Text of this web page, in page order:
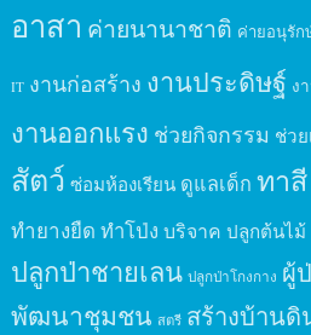
อาสา ค่ายนานาชาติ ค่ายอนุรัก
IT งานก่อสร้าง งานประดิษฐ์ ง
งานออกแรง ช่วยกิจกรรม ช่ว
สัตว์ ซ่อมห้องเรียน ดูแลเด็ก ทาสี
ทำยางยืด ทำโป่ง บริจาค ปลูกต้นไม้
ปลูกป่าชายเลน ปลูกป่าโกงกาง ผู้
พัฒนาชุมชน สตรี สร้างบ้านดิ